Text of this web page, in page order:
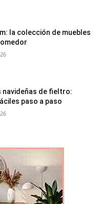
la colección de muebles
navideñas de fieltro:
paso a paso